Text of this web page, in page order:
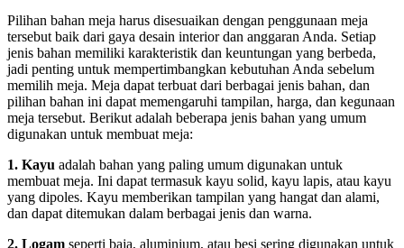
Pilihan bahan meja harus disesuaikan dengan penggunaan meja
tersebut baik dari gaya desain interior dan anggaran Anda. Setiap
jenis bahan memiliki karakteristik dan keuntungan yang berbeda,
jadi penting untuk mempertimbangkan kebutuhan Anda sebelum
memilih meja. Meja dapat terbuat dari berbagai jenis bahan, dan
pilihan bahan ini dapat memengaruhi tampilan, harga, dan kegunaan
meja tersebut. Berikut adalah beberapa jenis bahan yang umum
digunakan untuk membuat meja:
1. Kayu adalah bahan yang paling umum digunakan untuk
membuat meja. Ini dapat termasuk kayu solid, kayu lapis, atau kayu
yang dipoles. Kayu memberikan tampilan yang hangat dan alami,
dan dapat ditemukan dalam berbagai jenis dan warna.
2. Logam seperti baja, aluminium, atau besi sering digunakan untuk